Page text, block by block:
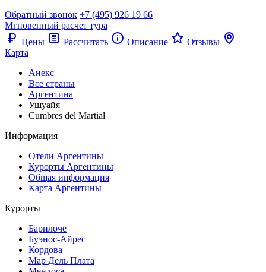
Обратный звонок +7 (495) 926 19 66
Мгновенный расчет тура
Цены
Рассчитать Описание
Отзывы
Карта
Анекс
Все страны
Аргентина
Ушуайя
Cumbres del Martial
Информация
Отели Аргентины
Курорты Аргентины
Общая информация
Карта Аргентины
Курорты
Барилоче
Буэнос-Айрес
Кордова
Мар Дель Плата